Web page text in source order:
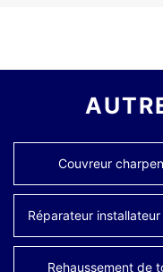
Couvreur
Réparateur
Rehaussement de